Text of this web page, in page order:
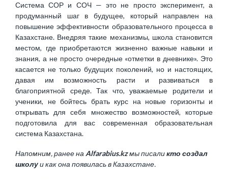
Система СОР и СОЧ — это не просто эксперимент, а
продуманный шаг в будущее, который направлен на
повышение эффективности образовательного процесса в
Казахстане. Внедряя такие механизмы, школа становится
местом, где приобретаются жизненно важные навыки и
знания, а не просто очередные «отметки в дневнике». Это
касается не только будущих поколений, но и настоящих,
давая им возможность расти и развиваться в
благоприятной среде. Так что, уважаемые родители и
ученики, не бойтесь брать курс на новые горизонты и
открывать для себя множество возможностей, которые
подготовила для вас современная образовательная
система Казахстана.
Напомним, ранее на Alfarabius.kzмы писаликто создал
школуи как она появилась в Казахстане.